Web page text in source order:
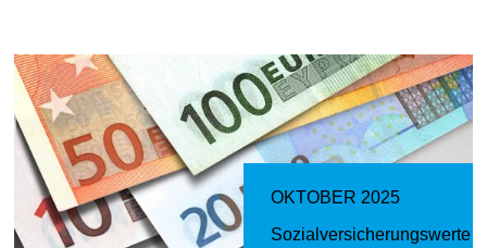
OKTOBER 2025
Sozialversicherungswerte